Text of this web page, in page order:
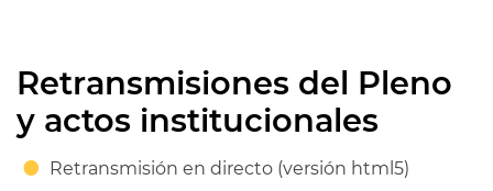
Retransmisiones del Pleno
y actos institucionales
Retransmisión en directo (versión html5)